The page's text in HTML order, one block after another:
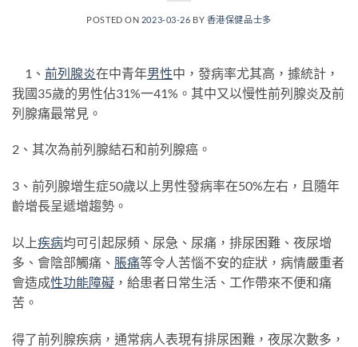
POSTED ON 2023-03-26 BY 香港保健品士多
1、 前列腺炎在中青年男性中，發病率尤其高，據統計，
我國35歲的男性佔31%一41%。其中又以慢性前列腺炎及前
列腺痛最常見。
2、其次為前列腺結石和前列腺癌。
3、前列腺增生症50歲以上男性發病率在50%左右，且隨年
齡增長呈遞增趨勢。
以上疾病均可引起尿頻、尿急、尿痛，排尿困難、夜尿增
多、會陰部觸痛、 脹痛等令人苦惱不安的症狀，病情嚴重者
會造成性功能障礙 ，給患者日常生活、工作帶來不便和痛
苦。
得了前列腺疾病，通常病人表現有排尿困難，夜尿次數多，